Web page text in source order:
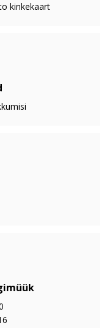
kinkekaart